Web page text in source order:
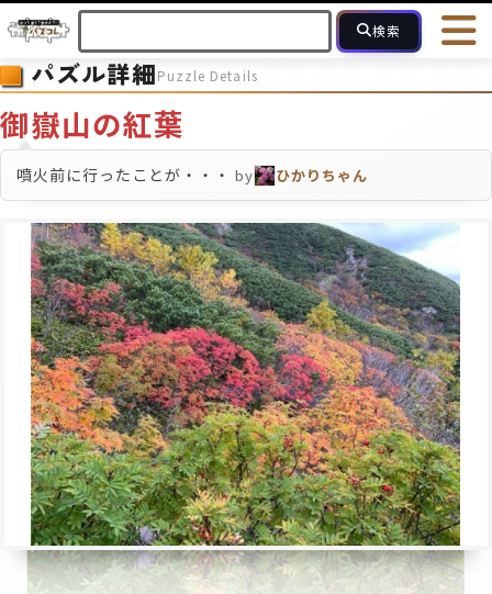
検索
HOME 会員登録
ヘルプ
フォローしている人のパズル 人気のパズル 最近投稿され
モザイク モザイクのみ
パズル詳細Puzzle Details
御嶽山の紅葉
噴火前に行ったことが・・・ by ひかりちゃん